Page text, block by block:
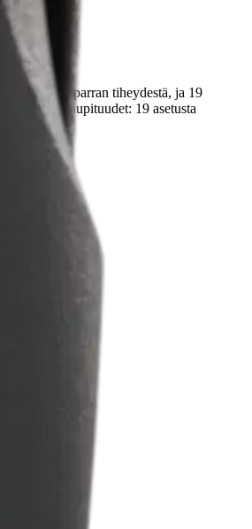
parran tiheydestä, ja 19
Leikkuupituudet: 19 asetusta